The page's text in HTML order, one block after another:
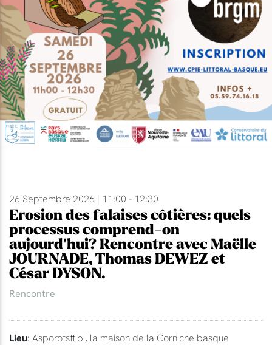
26 Septembre 2026 | 11:00 - 12:30
Erosion des falaises côtières: quels
processus comprend-on
aujourd'hui? Rencontre avec Maëlle
JOURNADE, Thomas DEWEZ et
César DYSON.
Rencontre
Lieu: Asporotsttipi, la maison de la Corniche basque